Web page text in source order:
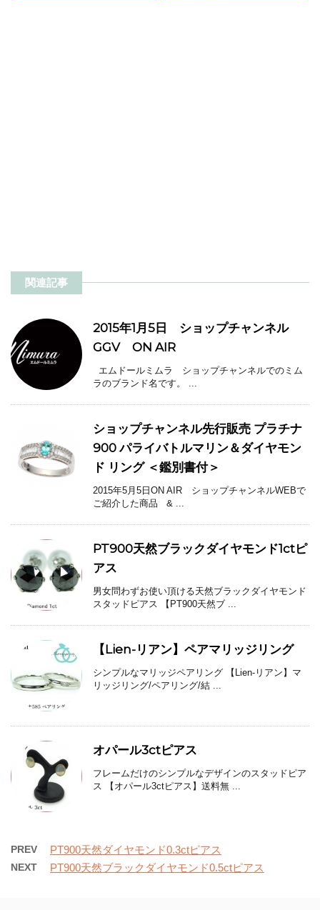
関連記事
2015年1月5日 ショップチャンネル
GGV ON AIR
エムドールミムラ ショップチャンネルでのミム
ラのブランド名です。 ...
ショップチャンネル先行販売 プラチナ
900 パライバトルマリン＆ダイヤモン
ド リング ＜鑑別書付＞
2015年5月5日ON AIR ショップチャンネルWEBで
ご紹介した商品 & ...
PT900天然ブラックダイヤモンド1ctピ
アス
男女問わずお使い頂ける天然ブラックダイヤモンド
スタッドピアス 【PT900天然ブ ...
【Lien-リアン】ペアマリッジリング
シンプルなマリッジペアリング 【Lien-リアン】マ
リッジリング/ペアリング/結 ...
オパール3ctピアス
フレームだけのシンプルなデザインのスタッドピア
ス 【オパール3ctピアス】送料無 ...
PREV PT900天然ダイヤモンド0.3ctピアス
NEXT PT900天然ブラックダイヤモンド0.5ctピアス